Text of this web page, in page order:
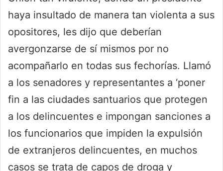
haya insultado de manera tan violenta a sus
opositores, les dijo que deberían
avergonzarse de sí mismos por no
acompañarlo en todas sus fechorías. Llamó
a los senadores y representantes a ‘poner
fin a las ciudades santuarios que protegen
a los delincuentes e impongan sanciones a
los funcionarios que impiden la expulsión
de extranjeros delincuentes, en muchos
casos se trata de capos de droga y